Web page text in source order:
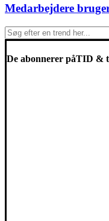
Medarbejdere
De abonnerer påTID &